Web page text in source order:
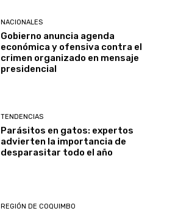
NACIONALES
Gobierno anuncia agenda
económica y ofensiva contra el
crimen organizado en mensaje
presidencial
TENDENCIAS
Parásitos en gatos: expertos
advierten la importancia de
desparasitar todo el año
REGIÓN DE COQUIMBO